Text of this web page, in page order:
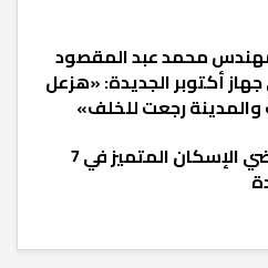
محمد عبد المقصود
أكتوبر الجديدة: «هزعل
رجعت للخلف»
أسعار أراضي الإسكان المتميز في 7